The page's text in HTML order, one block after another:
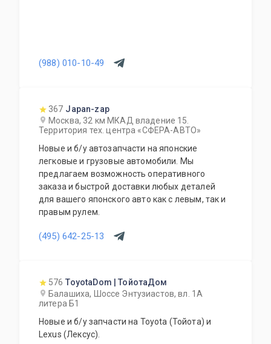
(988) 010-10-49
367 Japan-zap
Москва, 32 км МКАД владение 15.
Территория тех. центра «СФЕРА-АВТО»
Новые и б/у автозапчасти на японские
легковые и грузовые автомобили. Мы
предлагаем возможность оперативного
заказа и быстрой доставки любых деталей
для вашего японского авто как с левым, так и
правым рулем.
(495) 642-25-13
576 ToyotaDom | ТойотаДом
Балашиха, Шоссе Энтузиастов, вл. 1А
литера Б1
Новые и б/у запчасти на Toyota (Тойота) и
Lexus (Лексус).